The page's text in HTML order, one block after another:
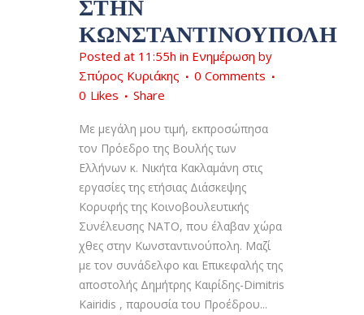
ΣΤΗΝ
ΚΩΝΣΤΑΝΤΙΝΟΎΠΟΛΗ
Posted at 11:55h in Ενημέρωση by
Σπύρος Κυριάκης
0 Comments
0 Likes Share
Με μεγάλη μου τιμή, εκπροσώπησα
τον Πρόεδρο της Βουλής των
Ελλήνων κ. Νικήτα Κακλαμάνη στις
εργασίες της ετήσιας Διάσκεψης
Κορυφής της Κοινοβουλευτικής
Συνέλευσης ΝΑΤΟ, που έλαβαν χώρα
χθες στην Κωνσταντινούπολη. Μαζί
με τον συνάδελφο και Επικεφαλής της
αποστολής Δημήτρης Καιρίδης-Dimitris
Kairidis , παρουσία του Προέδρου...